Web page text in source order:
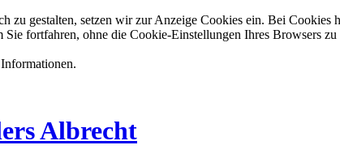
zu gestalten, setzen wir zur Anzeige Cookies ein. Bei
Sie fortfahren, ohne die Cookie-Einstellungen Ihres Browsers
Albrecht